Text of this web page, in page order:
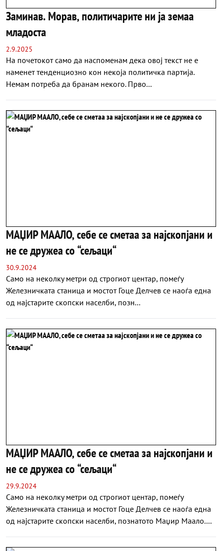
Заминав. Морав, политичарите ни ја земаа
младоста
2.9.2025
На почетокот само да наспоменам дека овој текст не e
наменет тенденциозно кон некоја политичка партија.
Немам потреба да бранам некого. Прво...
МАЏИР МААЛО, себе се сметаа за најскопјани и
не се дружеа со “сељаци“
30.9.2024
Само на неколку метри од строгиот центар, помеѓу
Железничката станица и мостот Гоце Делчев се наоѓа една
од најстарите скопски населби, позн...
МАЏИР МААЛО, себе се сметаа за најскопјани и
не се дружеа со “сељаци“
29.9.2024
Само на неколку метри од строгиот центар, помеѓу
Железничката станица и мостот Гоце Делчев се наоѓа една
од најстарите скопски населби, познатото Маџир Маало....